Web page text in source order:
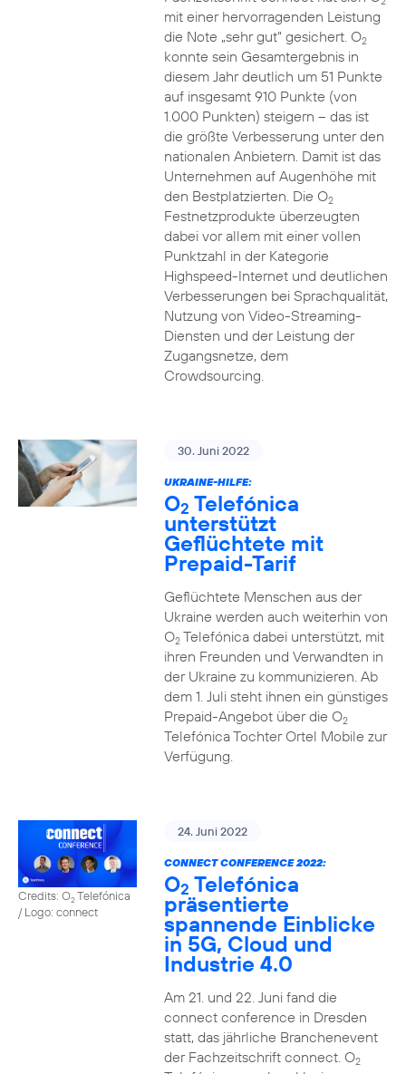
mit einer hervorragenden Leistung
die Note „sehr gut“ gesichert. O2
konnte sein Gesamtergebnis in
diesem Jahr deutlich um 51 Punkte
auf insgesamt 910 Punkte (von
1.000 Punkten) steigern – das ist
die größte Verbesserung unter den
nationalen Anbietern. Damit ist das
Unternehmen auf Augenhöhe mit
den Bestplatzierten. Die O2
Festnetzprodukte überzeugten
dabei vor allem mit einer vollen
Punktzahl in der Kategorie
Highspeed-Internet und deutlichen
Verbesserungen bei Sprachqualität,
Nutzung von Video-Streaming-
Diensten und der Leistung der
Zugangsnetze, dem
Crowdsourcing.
30. Juni 2022
UKRAINE-HILFE:
O2 Telefónica
unterstützt
Geflüchtete mit
Prepaid-Tarif
Geflüchtete Menschen aus der
Ukraine werden auch weiterhin von
O2Telefónica dabei unterstützt, mit
ihren Freunden und Verwandten in
der Ukraine zu kommunizieren. Ab
dem 1. Juli steht ihnen ein günstiges
Prepaid-Angebot über die O2
Telefónica Tochter Ortel Mobile zur
Verfügung.
Credits: O2Telefónica
/ Logo: connect
24. Juni 2022
CONNECT CONFERENCE 2022:
O2 Telefónica
präsentierte
spannende Einblicke
in 5G, Cloud und
Industrie 4.0
Am 21. und 22. Juni fand die
connect conference in Dresden
statt, das jährliche Branchenevent
der Fachzeitschrift connect. O2